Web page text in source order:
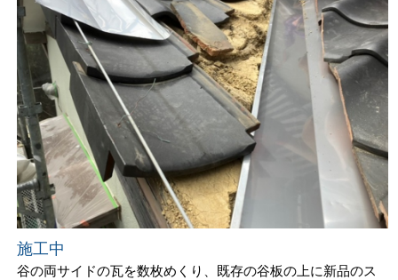
施工中
谷の両サイドの瓦を数枚めくり、既存の谷板の上に新品のス